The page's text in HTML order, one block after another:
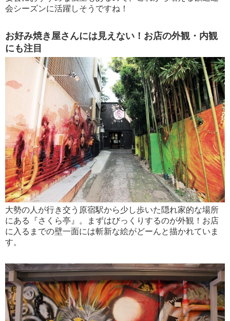
会シーズンに活躍しそうですね！
お好み焼き屋さんには見えない！お店の外観・内観
にも注目
大勢の人が行き交う原宿駅から少し歩いた隠れ家的な場所
にある『さくら亭』。まずはびっくりするのが外観！お店
に入るまでの壁一面には斬新な絵がどーんと描かれていま
す。